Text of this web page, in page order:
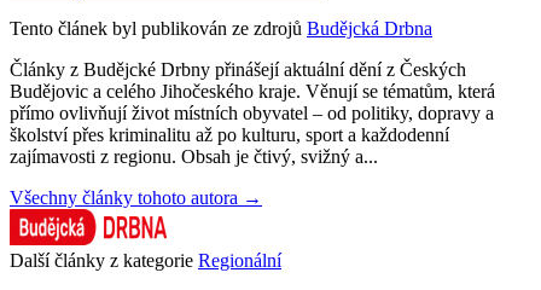
Tento článek byl publikován ze zdrojů Budějcká Drbna
Články z Budějcké Drbny přinášejí aktuální dění z Českých
Budějovic a celého Jihočeského kraje. Věnují se tématům, která
přímo ovlivňují život místních obyvatel – od politiky, dopravy a
školství přes kriminalitu až po kulturu, sport a každodenní
zajímavosti z regionu. Obsah je čtivý, svižný a...
Všechny články tohoto autora →
Další články z kategorie Regionální